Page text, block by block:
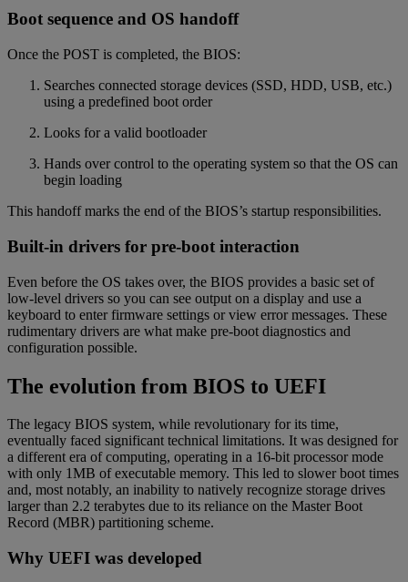
Boot sequence and OS handoff
Once the POST is completed, the BIOS:
Searches connected storage devices (SSD, HDD, USB, etc.)
using a predefined boot order
Looks for a valid bootloader
Hands over control to the operating system so that the OS can
begin loading
This handoff marks the end of the BIOS’s startup responsibilities.
Built-in drivers for pre-boot interaction
Even before the OS takes over, the BIOS provides a basic set of
low-level drivers so you can see output on a display and use a
keyboard to enter firmware settings or view error messages. These
rudimentary drivers are what make pre-boot diagnostics and
configuration possible.
The evolution from BIOS to UEFI
The legacy BIOS system, while revolutionary for its time,
eventually faced significant technical limitations. It was designed for
a different era of computing, operating in a 16-bit processor mode
with only 1MB of executable memory. This led to slower boot times
and, most notably, an inability to natively recognize storage drives
larger than 2.2 terabytes due to its reliance on the Master Boot
Record (MBR) partitioning scheme.
Why UEFI was developed